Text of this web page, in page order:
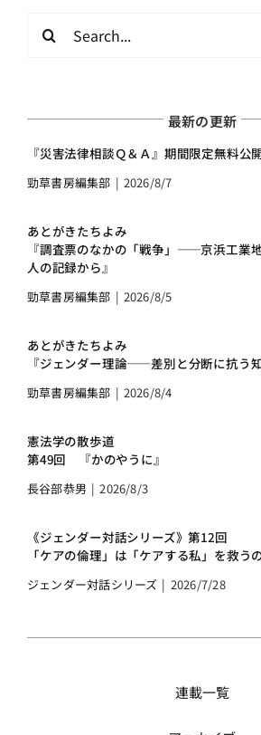
最新の更新
『災害法律相談Ｑ＆Ａ』期間限定無料公
勁草書房編集部 | 2026/8/7
あとがきたちよみ
『調査票のなかの「戦争」――京浜工業
人の記録から』
勁草書房編集部 | 2026/8/5
あとがきたちよみ
『ジェンダー理論――差別と分断に抗う
勁草書房編集部 | 2026/8/4
憲法学の散歩道
第49回 『かのやうに』
長谷部恭男 | 2026/8/3
《ジェンダー対話シリーズ》第12回
「ケアの倫理」は「ケアする私」を救
ジェンダー対話シリーズ | 2026/7/28
連載一覧